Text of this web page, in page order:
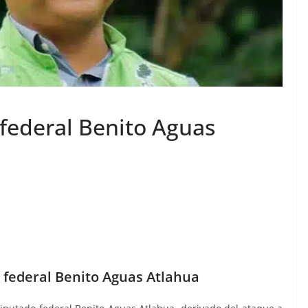
Benito Aguas
Benito Aguas Atlahua